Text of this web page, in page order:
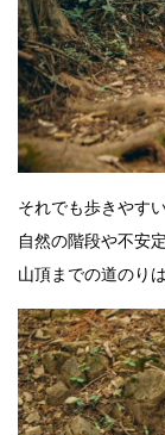
それでも歩きやす
自然の階段や不安
山頂までの道のり